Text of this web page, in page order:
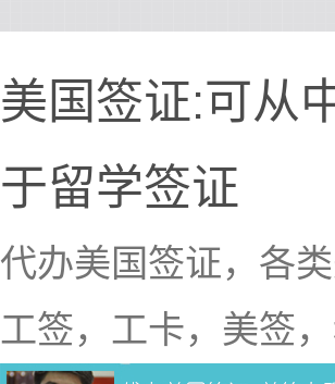
美国签证:可从
于留学签证
代办美国签证，各
工签，工卡，美签